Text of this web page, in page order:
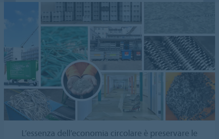
L’essenza dell’economia circolare è preservare le